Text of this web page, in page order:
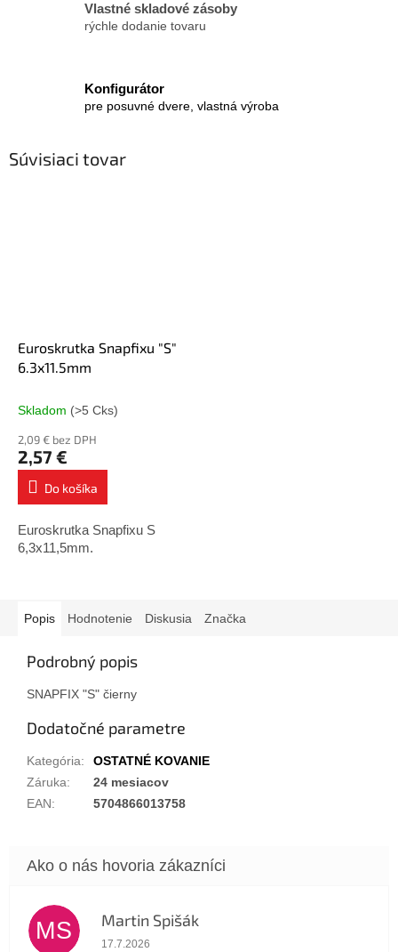
Vlastné skladové zásoby
rýchle dodanie tovaru
Konfigurátor
pre posuvné dvere, vlastná výroba
Súvisiaci tovar
Euroskrutka Snapfixu "S"
6.3x11.5mm
Skladom (>5 Cks)
2,09 € bez DPH
2,57 €
Do košíka
Euroskrutka Snapfixu S
6,3x11,5mm.
Popis Hodnotenie Diskusia Značka
Podrobný popis
SNAPFIX "S" čierny
Dodatočné parametre
Kategória:
OSTATNÉ KOVANIE
Záruka:
24 mesiacov
EAN: 5704866013758
MS Martin Spišák
Hodnotenie obchodu je 5 z 5 hviezdičiek.
17.7.2026